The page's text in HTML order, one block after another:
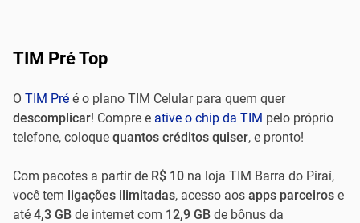
TIM Pré Top
O TIM Pré é o plano TIM Celular para quem quer
descomplicar! Compre e ative o chip da TIM pelo próprio
telefone, coloque quantos créditos quiser, e pronto!
Com pacotes a partir de R$ 10 na loja TIM Barra do Piraí,
você tem ligações ilimitadas, acesso aos apps parceiros e
até 4,3 GB de internet com 12,9 GB de bônus da